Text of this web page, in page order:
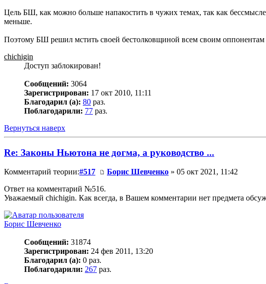
Цель БШ, как можно больше напакостить в чужих темах, так как
меньше.
Поэтому БШ решил мстить своей бестолковщиной всем своим оппонентам
chichigin
Доступ заблокирован!
Сообщений: 3064
Зарегистрирован: 17 окт 2010, 11:11
Благодарил (а): 80 раз.
Поблагодарили: 77 раз.
Вернуться наверх
Re: Законы Ньютона не догма, а руководство ...
Комментарий теории:#517 Борис Шевченко » 05 окт 2021, 11:42
Ответ на комментарий №516.
Уважаемый chichigin. Как всегда, в Вашем комментарии нет предмета
Борис Шевченко
Сообщений: 31874
Зарегистрирован: 24 фев 2011, 13:20
Благодарил (а): 0 раз.
Поблагодарили: 267 раз.